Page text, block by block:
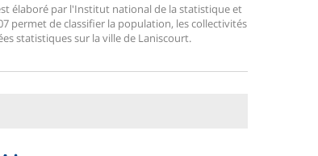
élaboré par l'Institut national de la statistique et
permet de classifier la population, les collectivités
statistiques sur la ville de Laniscourt.